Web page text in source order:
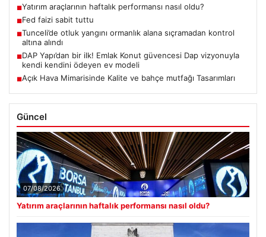
■Yatırım araçlarının haftalık performansı nasıl oldu?
■Fed faizi sabit tuttu
■Tunceli’de otluk yangını ormanlık alana sıçramadan kontrol
altına alındı
■DAP Yapı’dan bir ilk! Emlak Konut güvencesi Dap vizyonuyla
kendi kendini ödeyen ev modeli
■Açık Hava Mimarisinde Kalite ve bahçe mutfağı Tasarımları
Güncel
07/08/2026
Yatırım araçlarının haftalık performansı nasıl oldu?